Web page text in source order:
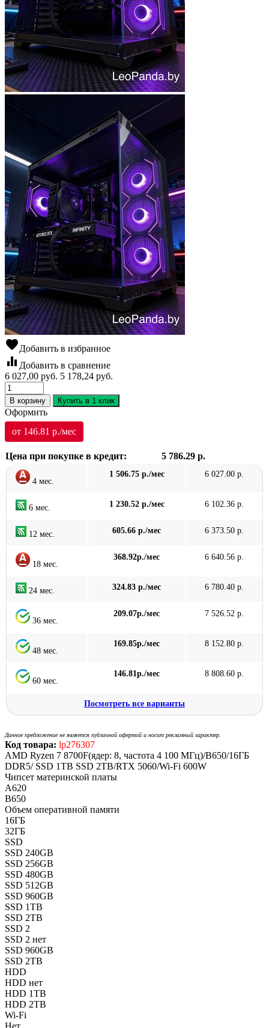
favoriteДобавить в избранное
equalizer Добавить в сравнение
6 027,00 руб. 5 178,24 руб.
В корзину Купить в 1 клик
Оформить
от 146.81 р./мес
Цена при покупке в кредит: 5 786.29 р.
4 мес.
1 506.75 р./мес 6 027.00 р.
6 мес. 1 230.52 р./мес 6 102.36 р.
12 мес. 605.66 р./мес 6 373.50 р.
18 мес.
368.92р./мес 6 640.56 р.
24 мес. 324.83 р./мес 6 780.40 р.
36 мес.
209.07р./мес 7 526.52 р.
48 мес.
169.85р./мес 8 152.80 р.
60 мес.
146.81р./мес 8 808.60 р.
Посмотреть все варианты
Данное предложение не является публичной офертой и носит рекламный характер.
Код товара: lp276307
AMD Ryzen 7 8700F(ядер: 8, частота 4 100 МГц)/B650/16ГБ
DDR5/ SSD 1TB SSD 2TB/RTX 5060/Wi-Fi 600W
Чипсет материнской платы
A620
B650
Объем оперативной памяти
16ГБ
32ГБ
SSD
SSD 240GB
SSD 256GB
SSD 480GB
SSD 512GB
SSD 960GB
SSD 1TB
SSD 2TB
SSD 2
SSD 2 нет
SSD 960GB
SSD 2TB
HDD
HDD нет
HDD 1TB
HDD 2TB
Wi-Fi
Нет